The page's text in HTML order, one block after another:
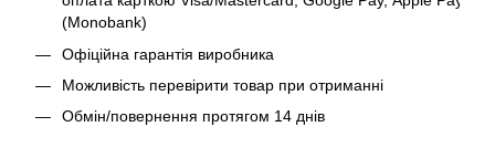
(Monobank)
Офіційна гарантія виробника
Можливість перевірити товар при отриманні
Обмін/повернення протягом 14 днів